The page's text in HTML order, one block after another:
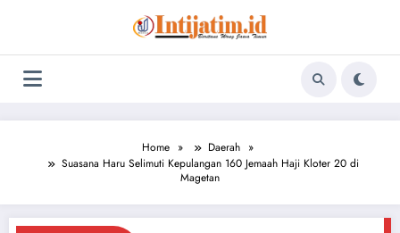
Home
Daerah
Suasana Haru Selimuti Kepulangan 160 Jemaah Haji Kloter 20 di
Magetan